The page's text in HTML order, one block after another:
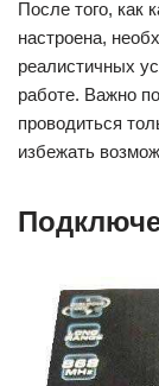
После того, как
настроена,
реалистичных
работе. Важно
проводиться
избежать